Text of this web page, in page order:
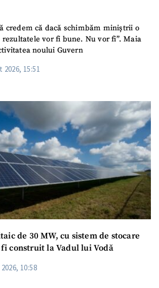
credem că dacă schimbăm miniștrii o
rezultatele vor fi bune. Nu vor fi”. Maia
noului Guvern
15:51
de 30 MW, cu sistem de stocare
construit la Vadul lui Vodă
10:58